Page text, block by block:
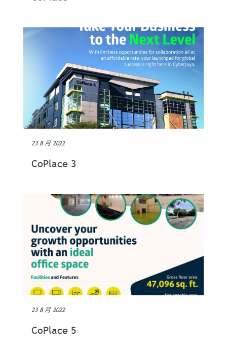
23 8 月 2022
CoPlace 3
23 8 月 2022
CoPlace 5